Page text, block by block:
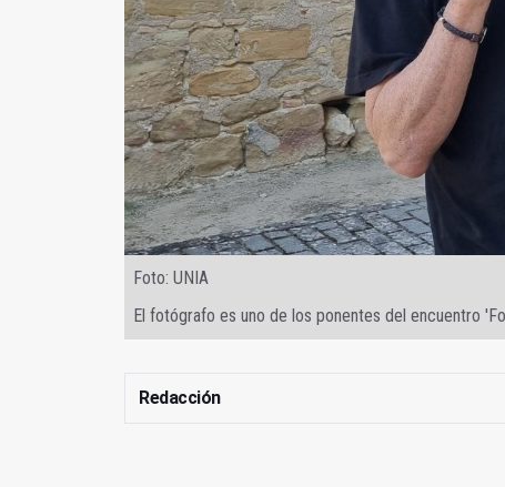
Foto: UNIA
El fotógrafo es uno de los ponentes del encuentro
Redacción